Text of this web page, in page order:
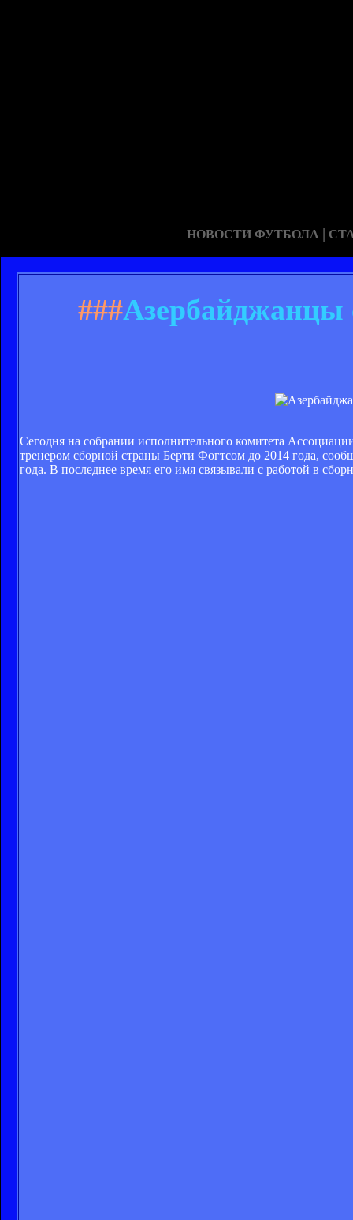
НОВОСТИ ФУТБОЛА |
###Азербайджанцы
Сегодня на собрании исполнительного комитета
тренером сборной страны Берти Фогтсом до 2014 года,
года. В последнее время его имя связывали с работой в